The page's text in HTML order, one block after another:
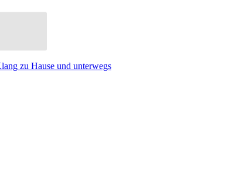
zu Hause und unterwegs